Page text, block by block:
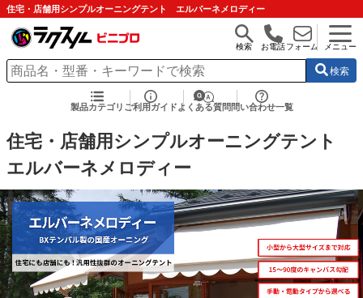
住宅・店舗用シンプルオーニングテント エルバーネメロディー
検索 お電話フォーム メニュー
検索
製品カテゴリ ご利用ガイド よくある質問 問い合わせ一覧
住宅・店舗用シンプルオーニングテント
エルバーネメロディー